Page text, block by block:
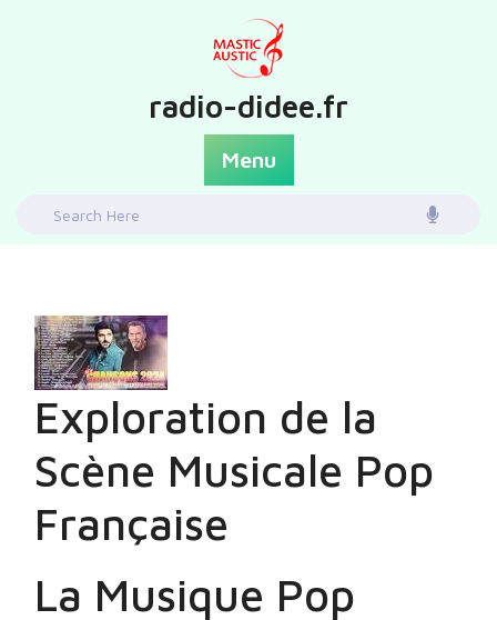
radio-didee.fr
Menu
Search
Exploration de la
Scène Musicale Pop
Française
La Musique Pop